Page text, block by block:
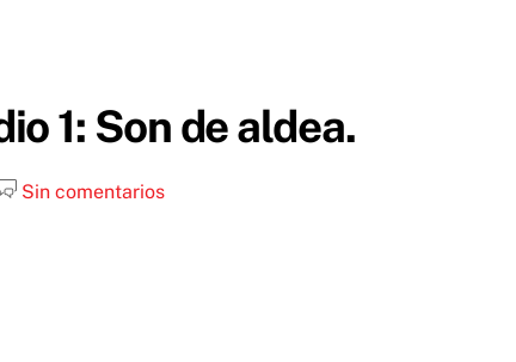
1: Son de aldea.
Sin comentarios